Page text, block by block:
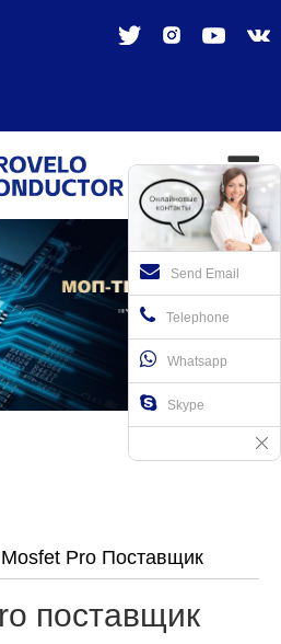
Mosfet Pro Поставщик
поставщик
Send Email
Telephone
Whatsapp
Skype